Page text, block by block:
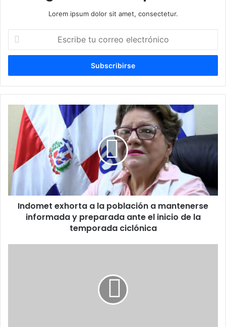
Lorem ipsum dolor sit amet, consectetur.
correo
Indomet
exhorta
población
mantenerse
y
preparada
Indomet exhorta a la población a mantenerse
informada y preparada ante el inicio de la
temporada ciclónica